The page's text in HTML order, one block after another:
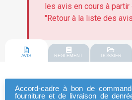
les avis en cours à partir
"Retour à la liste des
AVIS REGLEMENT DOSSIER
Accord-cadre à bon de
fourniture et de livraison de